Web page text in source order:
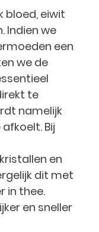
bloed, eiwit
Indien we
een
we de
te
namelijk
Bij
en
dit met
in thee.
en sneller